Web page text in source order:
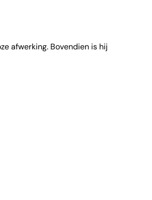
afwerking. Bovendien is hij